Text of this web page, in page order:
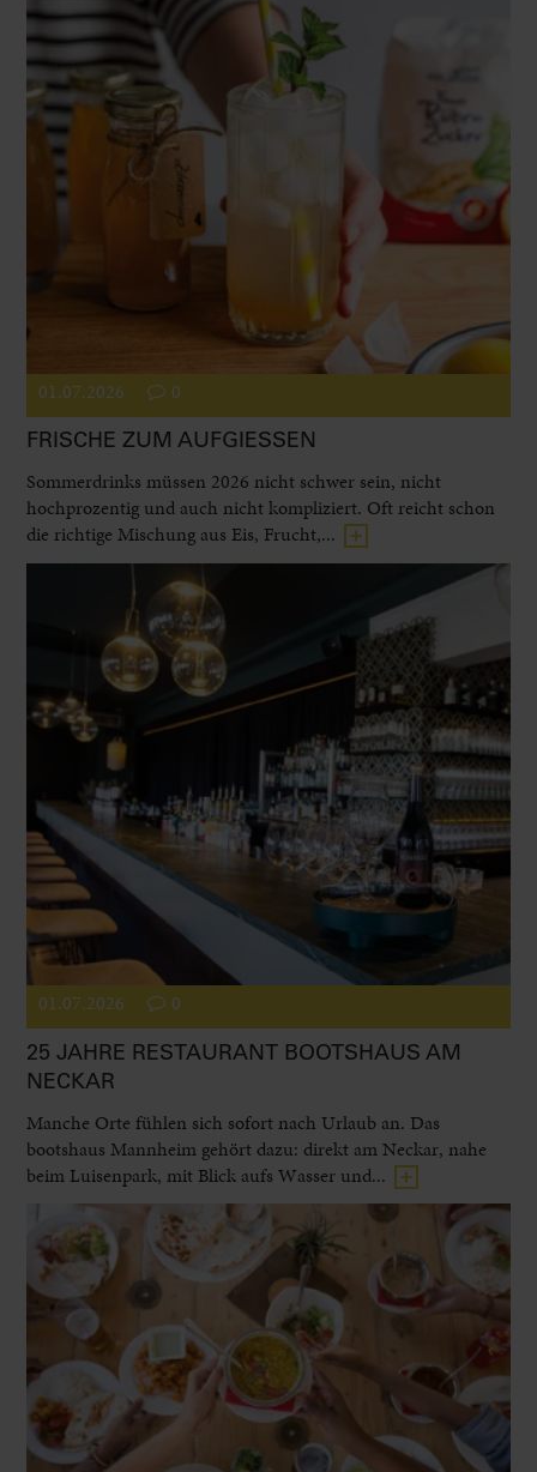
01.07.2026 0
FRISCHE ZUM AUFGIESSEN
Sommerdrinks müssen 2026 nicht schwer sein, nicht
hochprozentig und auch nicht kompliziert. Oft reicht schon
die richtige Mischung aus Eis, Frucht,...
01.07.2026 0
25 JAHRE RESTAURANT BOOTSHAUS AM
NECKAR
Manche Orte fühlen sich sofort nach Urlaub an. Das
bootshaus Mannheim gehört dazu: direkt am Neckar, nahe
beim Luisenpark, mit Blick aufs Wasser und...